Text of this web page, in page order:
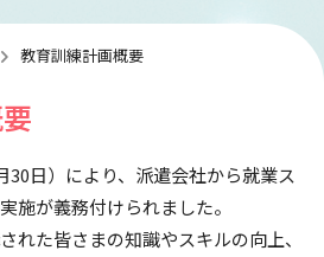
給/日給/月給から選択
なし
定なし
した検索条件
。
教育訓練計画概要
30日）により、派遣会社から就業ス
施が義務付けられました。
れた皆さまの知識やスキルの向上、